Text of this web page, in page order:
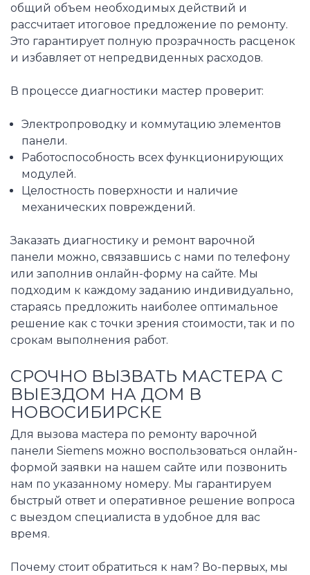
общий объем необходимых действий и
рассчитает итоговое предложение по ремонту.
Это гарантирует полную прозрачность расценок
и избавляет от непредвиденных расходов.
В процессе диагностики мастер проверит:
Электропроводку и коммутацию элементов
панели.
Работоспособность всех функционирующих
модулей.
Целостность поверхности и наличие
механических повреждений.
Заказать диагностику и ремонт варочной
панели можно, связавшись с нами по телефону
или заполнив онлайн-форму на сайте. Мы
подходим к каждому заданию индивидуально,
стараясь предложить наиболее оптимальное
решение как с точки зрения стоимости, так и по
срокам выполнения работ.
СРОЧНО ВЫЗВАТЬ МАСТЕРА С
ВЫЕЗДОМ НА ДОМ В
НОВОСИБИРСКЕ
Для вызова мастера по ремонту варочной
панели Siemens можно воспользоваться онлайн-
формой заявки на нашем сайте или позвонить
нам по указанному номеру. Мы гарантируем
быстрый ответ и оперативное решение вопроса
с выездом специалиста в удобное для вас
время.
Почему стоит обратиться к нам? Во-первых, мы